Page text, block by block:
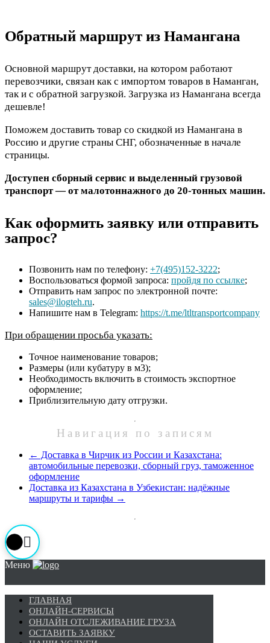
Обратный маршрут из Намангана
Основной маршрут доставки, на котором работают
перевозчики, связан как с импортом товаров в Наманган,
так и с обратной загрузкой. Загрузка из Намангана всегда
дешевле!
Поможем доставить товар со скидкой из Намангана в
Россию и другие страны СНГ, обозначенные в начале
страницы.
Доступен сборный сервис и выделенный грузовой
транспорт — от малотоннажного до 20-тонных машин.
Как оформить заявку или отправить
запрос?
Позвонить нам по телефону: +7(495)152-3222;
Воспользоваться формой запроса: пройдя по ссылке;
Отправить нам запрос по электронной почте:
sales@ilogteh.ru.
Напишите нам в Telegram: https://t.me/ltltransportcompany
При обращении просьба указать:
Точное наименование товаров;
Размеры (или кубатуру в м3);
Необходимость включить в стоимость экспортное
оформление;
Приблизительную дату отгрузки.
Навигация по записям
← Доставка в Чирчик из России и Казахстана:
автомобильные перевозки, сборный груз, таможенное
оформление
Доставка из Казахстана в Узбекистан: надёжные
маршруты и тарифы →
Меню
ГЛАВНАЯ
ОНЛАЙН-СЕРВИСЫ
ОНЛАЙН ОТСЛЕЖИВАНИЕ ГРУЗА
ОСТАВИТЬ ЗАЯВКУ